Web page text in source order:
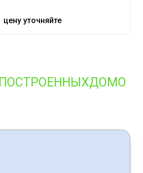
цену уточняйте
ПОСТРОЕННЫХДОМО